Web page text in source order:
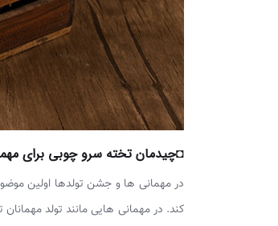
◘چیدمان تخته سرو چوبی برای
در مهمانی ها و جشن تولدها اولین
کند. در مهمانی هایی مانند تولد